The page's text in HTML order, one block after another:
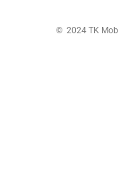
© 2024 TK